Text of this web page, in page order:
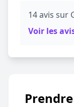
14 avis sur
Voir les